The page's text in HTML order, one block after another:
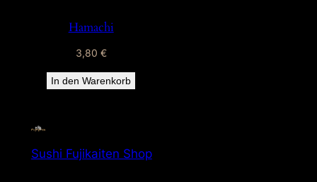
Hamachi
3,80 €
In den Warenkorb
Sushi Fujikaiten Shop